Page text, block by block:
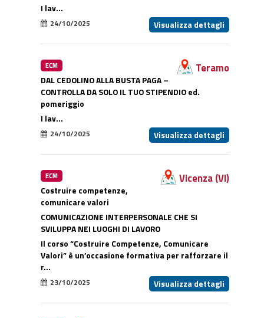
I lav...
24/10/2025 Visualizza dettagli
ECM Teramo
DAL CEDOLINO ALLA BUSTA PAGA –
CONTROLLA DA SOLO IL TUO STIPENDIO ed.
pomeriggio
I lav...
24/10/2025 Visualizza dettagli
ECM Vicenza (VI)
Costruire competenze,
comunicare valori
COMUNICAZIONE INTERPERSONALE CHE SI
SVILUPPA NEI LUOGHI DI LAVORO
Il corso “Costruire Competenze, Comunicare
Valori” è un’occasione formativa per rafforzare il
r...
23/10/2025 Visualizza dettagli